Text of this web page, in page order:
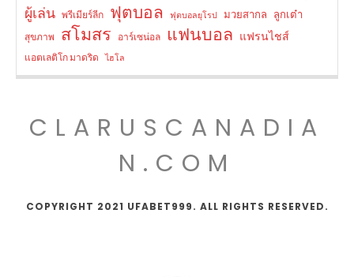
ผู้เล่น พรีเมียร์ลีก ฟุตบอล ฟุตบอลยุโรป มวยสากล ลูกเต๋า
สุขภาพ สโมสร อาร์เซน่อล แฟนบอล แฟรนไชส์
แอตเลติโก มาดริด ไฮโล
CLARUSCANADIA
N.COM
COPYRIGHT 2021 UFABET999. ALL RIGHTS RESERVED.